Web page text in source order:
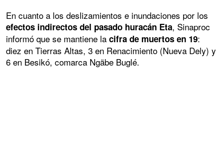
En cuanto a los deslizamientos e inundaciones por los
efectos indirectos del pasado huracán Eta, Sinaproc
informó que se mantiene la cifra de muertos en 19:
diez en Tierras Altas, 3 en Renacimiento (Nueva Dely) y
6 en Besikó, comarca Ngäbe Buglé.